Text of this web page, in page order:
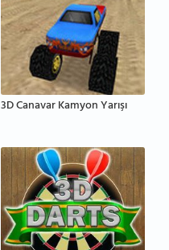
3D Canavar Kamyon Yarışı